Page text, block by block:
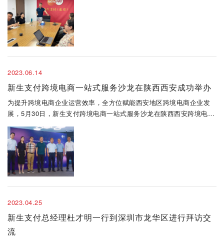
2023.06.14
新生支付跨境电商一站式服务沙龙在陕西西安成功举办
为提升跨境电商企业运营效率，全方位赋能西安地区跨境电商企业发
展，5月30日，新生支付跨境电商一站式服务沙龙在陕西西安跨境电商
服务中心成功举办。会议由西安市商务局指导，新生支付有限公司、
西安跨境电商服务中心、西安跨境电商协会、国瑞供应链有限公司共
同主办，瑞..
2023.04.25
新生支付总经理杜才明一行到深圳市龙华区进行拜访交
流